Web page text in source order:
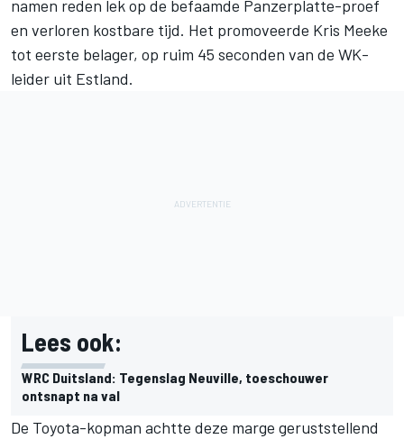
namen reden lek op de befaamde Panzerplatte-proef
en verloren kostbare tijd. Het promoveerde Kris Meeke
tot eerste belager, op ruim 45 seconden van de WK-
leider uit Estland.
Lees ook:
WRC Duitsland: Tegenslag Neuville, toeschouwer
ontsnapt na val
De Toyota-kopman achtte deze marge geruststellend